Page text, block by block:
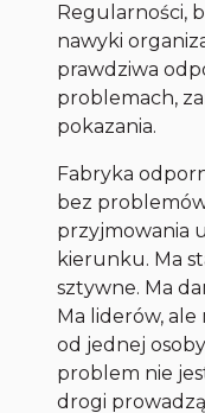
Regularności,
nawyki
prawdziwa
problemach,
pokazania.
Fabryka
bez
przyjmowania
kierunku. Ma
sztywne. Ma
Ma liderów,
od jednej
problem nie
drogi